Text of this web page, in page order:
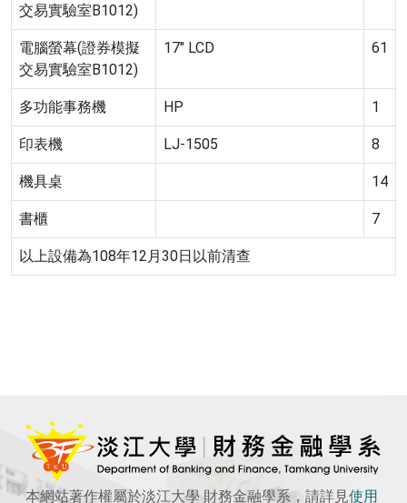
交易實驗室B1012)
電腦螢幕(證券模擬
交易實驗室B1012)
17″ LCD 61
多功能事務機 HP 1
印表機 LJ-1505 8
機具桌 14
書櫃 7
以上設備為108年12月30日以前清查
本網站著作權屬於淡江大學 財務金融學系，請詳見使用